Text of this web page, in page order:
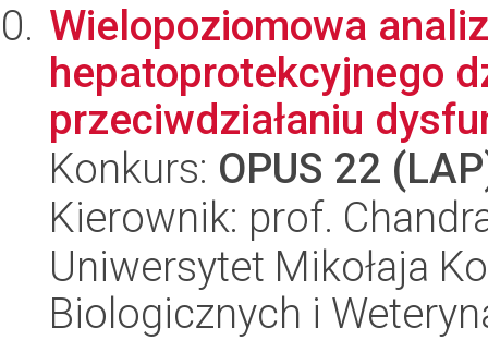
Wielopoziomowa
hepatoprotekcyjnego
przeciwdziałaniu
Konkurs: OPUS 22
Kierownik: prof.
Uniwersytet Mikołaja
Biologicznych i